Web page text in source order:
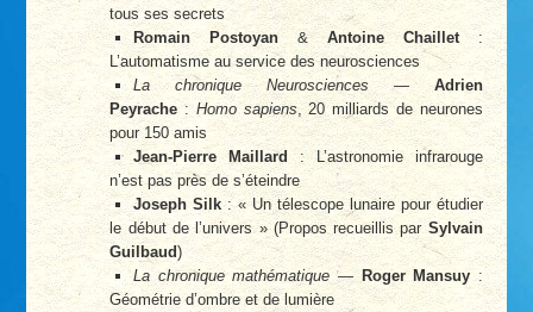
tous ses secrets
Romain Postoyan &Antoine Chaillet:
L’automatisme au service des neurosciences
La chronique Neurosciences — Adrien
Peyrache : Homo sapiens, 20 milliards de neurones
pour 150 amis
Jean-Pierre Maillard
: L’astronomie infrarouge
n’est pas près de s’éteindre
Joseph Silk: « Un télescope lunaire pour étudier
le début de l’univers » (Propos recueillis par Sylvain
Guilbaud)
La chronique mathématique—Roger Mansuy :
Géométrie d’ombre et de lumière